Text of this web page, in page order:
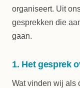
organiseert. Uit
gesprekken die
gaan.
1. Het gesprek
Wat vinden wij als